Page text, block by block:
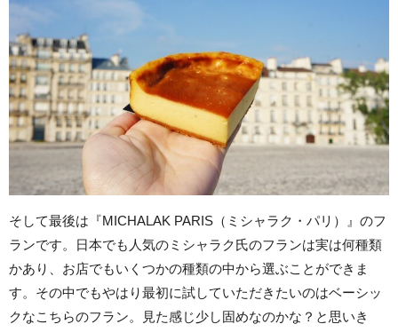
そして最後は『MICHALAK PARIS（ミシャラク・パリ）』のフ
ランです。日本でも人気のミシャラク氏のフランは実は何種類
かあり、お店でもいくつかの種類の中から選ぶことができま
す。その中でもやはり最初に試していただきたいのはベーシッ
クなこちらのフラン。見た感じ少し固めなのかな？と思いき